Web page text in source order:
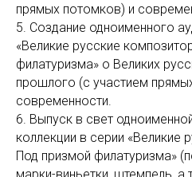
прямых потомков) и
5. Создание одноименного
«Великие русские
филатуризма» о Великих
прошлого (с участием
современности.
6. Выпуск в свет
коллекции в серии «Великие
Под призмой филатуризма»